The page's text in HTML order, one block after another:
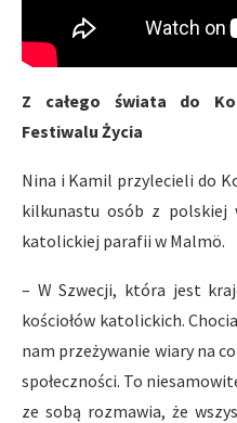
Z całego świata do
Festiwalu Życia
Nina i Kamil przylecieli do
kilkunastu osób z polskiej
katolickiej parafii w Malmö.
– W Szwecji, która jest
kościołów katolickich.
nam przeżywanie wiary na
społeczności. To
ze sobą rozmawia, że